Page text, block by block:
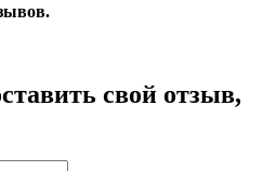
свой отзыв,